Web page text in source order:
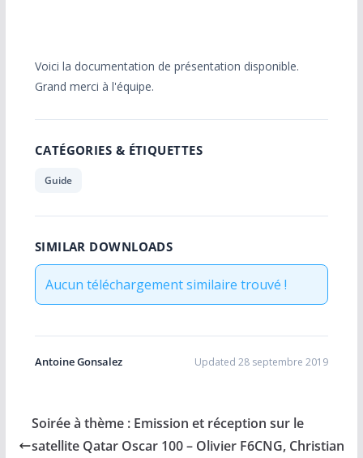
Voici la documentation de présentation disponible.
Grand merci à l'équipe.
CATÉGORIES & ÉTIQUETTES
Guide
SIMILAR DOWNLOADS
Aucun téléchargement similaire trouvé !
Antoine Gonsalez Updated 28 septembre 2019
Soirée à thème : Emission et réception sur le
satellite Qatar Oscar 100 – Olivier F6CNG, Christian